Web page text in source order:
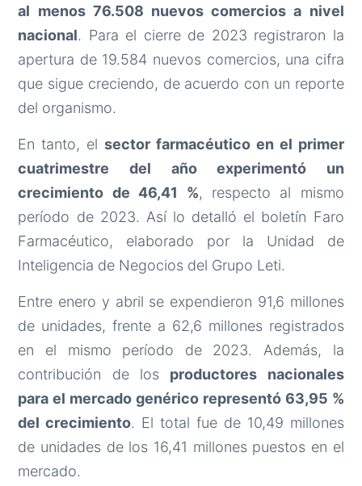
al menos 76.508 nuevos comercios a nivel
nacional. Para el cierre de 2023 registraron la
apertura de 19.584 nuevos comercios, una cifra
que sigue creciendo, de acuerdo con un reporte
del organismo.
En tanto, elsector farmacéutico en el primer
cuatrimestre del año experimentó un
crecimiento de 46,41 %, respecto al mismo
período de 2023. Así lo detalló el boletín Faro
Farmacéutico, elaborado por la Unidad de
Inteligencia de Negocios del Grupo Leti.
Entre enero y abril se expendieron 91,6 millones
de unidades, frente a 62,6 millones registrados
en el mismo período de 2023. Además, la
contribución de los productores nacionales
para el mercado genérico representó 63,95 %
del crecimiento. El total fue de 10,49 millones
de unidades de los 16,41 millones puestos en el
mercado.